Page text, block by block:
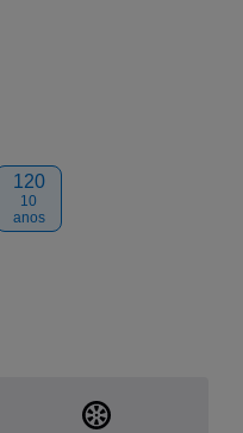
120
10
anos